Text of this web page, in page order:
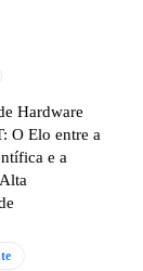
Hardware
O Elo entre a
e a